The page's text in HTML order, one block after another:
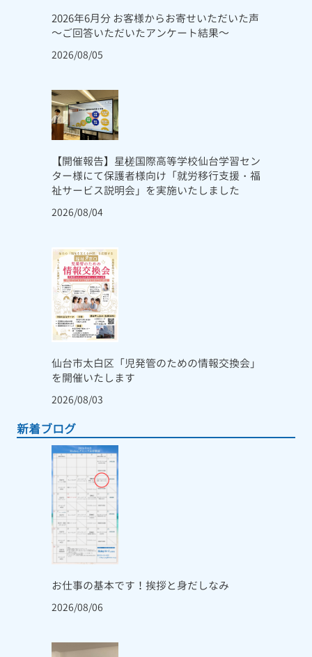
2026年6月分 お客様からお寄せいただいた声
～ご回答いただいたアンケート結果～
2026/08/05
【開催報告】星槎国際高等学校仙台学習セン
ター様にて保護者様向け「就労移行支援・福
祉サービス説明会」を実施いたしました
2026/08/04
仙台市太白区「児発管のための情報交換会」
を開催いたします
2026/08/03
新着ブログ
お仕事の基本です！挨拶と身だしなみ
2026/08/06